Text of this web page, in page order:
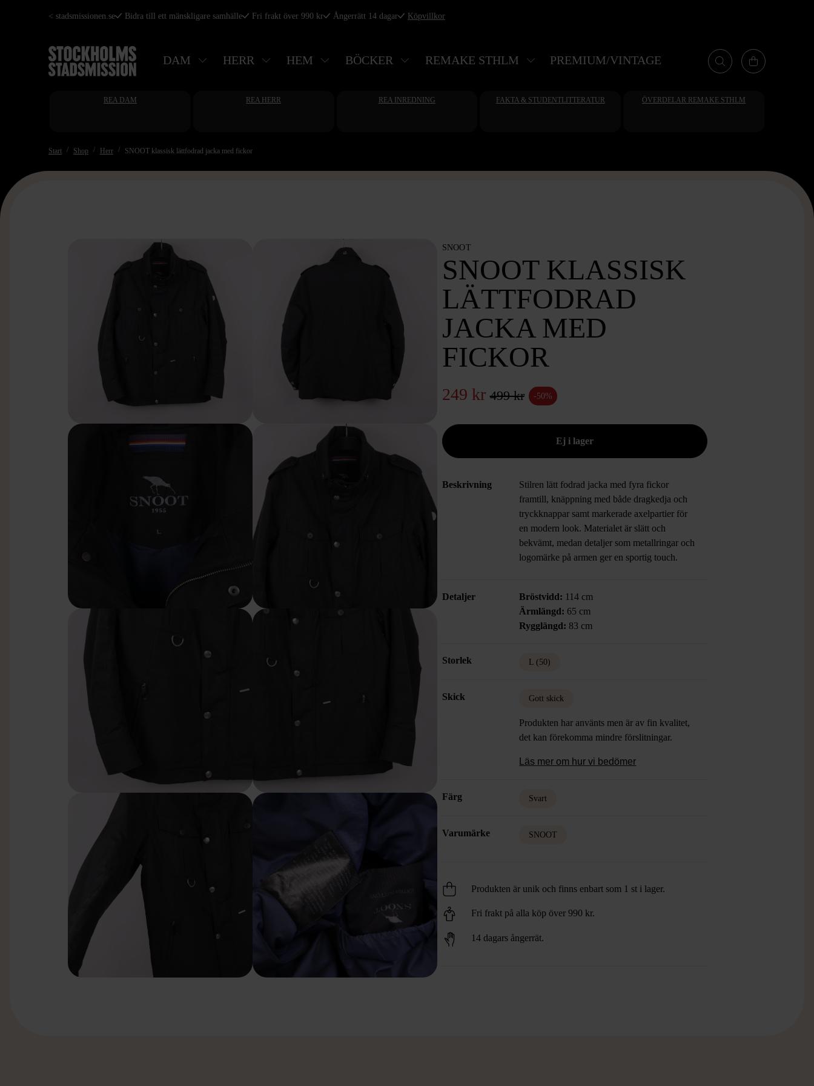
Hoppa
huvudinnehåll
< stadsmissionen.se Bidra till ett mänskligare samhälle Fri frakt över 990 kr Ångerrätt 14 dagar Köpvillkor
DAM HERR HEM BÖCKER REMAKE STHLM PREMIUM/VINTAGE
REA DAM REA HERR REA INREDNING FAKTA & STUDENTLITTERATUR ÖVERDELAR REMAKE STHLM
Start Shop Herr SNOOT klassisk lättfodrad jacka med fickor
SNOOT
SNOOT KLASSISK
LÄTTFODRAD
JACKA MED
FICKOR
249 kr 499 kr -50%
Beskrivning
Stilren lätt fodrad jacka med fyra fickor
framtill, knäppning med både dragkedja och
tryckknappar samt markerade axelpartier för
en modern look. Materialet är slätt och
bekvämt, medan detaljer som metallringar och
logomärke på armen ger en sportig touch.
Detaljer Bröstvidd: 114 cm
Ärmlängd: 65 cm
Rygglängd: 83 cm
Storlek L (50)
Skick Gott skick
Produkten har använts men är av fin kvalitet,
det kan förekomma mindre förslitningar.
Läs mer om hur vi bedömer
Färg Svart
Varumärke SNOOT
Produkten är unik och finns enbart som 1 st i lager.
Fri frakt på alla köp över 990 kr.
14 dagars ångerrät.